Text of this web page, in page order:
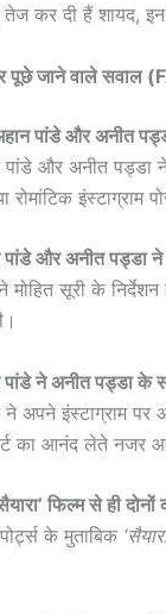
तेज कर दी हैं शायद,
पूछे जाने वाले सवाल
पांडे और अनीत
पांडे और अनीत पड्डा
रोमांटिक
पांडे और अनीत पड्डा
मोहित सूरी के
पांडे ने अनीत पड्डा के
ने अपने इंस्टाग्राम
का आनंद लेते नजर
फिल्म से ही
के मुताबिक